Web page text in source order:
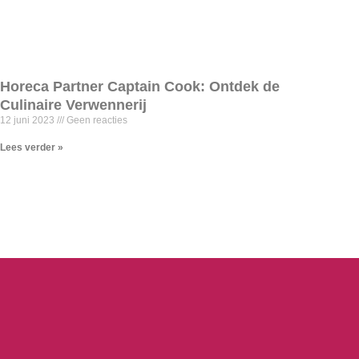
Horeca Partner Captain Cook: Ontdek de
Culinaire Verwennerij
12 juni 2023 Geen reacties
Lees verder »